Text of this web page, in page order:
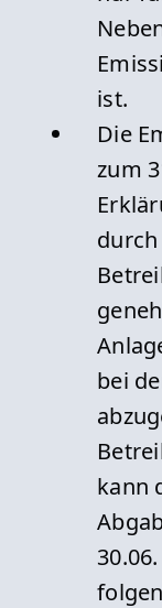
ist.
Die
zum
bei
kann